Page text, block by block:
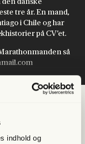
indhold og
tre år. En mand,
i Chile og har
på CV’et.
så